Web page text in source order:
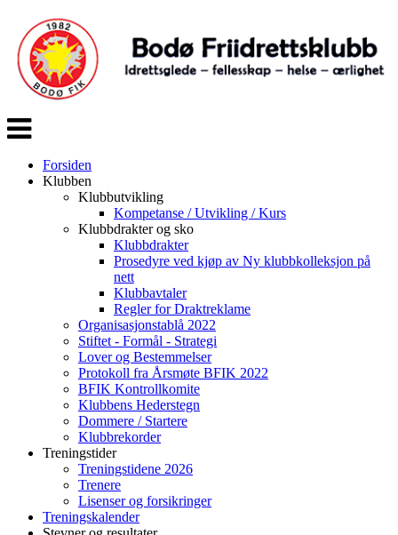
Veksle
navigasjon
Forsiden
Klubben
Klubbutvikling
Kompetanse / Utvikling / Kurs
Klubbdrakter og sko
Klubbdrakter
Prosedyre ved kjøp av Ny klubbkolleksjon på
nett
Klubbavtaler
Regler for Draktreklame
Organisasjonstablå 2022
Stiftet - Formål - Strategi
Lover og Bestemmelser
Protokoll fra Årsmøte BFIK 2022
BFIK Kontrollkomite
Klubbens Hederstegn
Dommere / Startere
Klubbrekorder
Treningstider
Treningstidene 2026
Trenere
Lisenser og forsikringer
Treningskalender